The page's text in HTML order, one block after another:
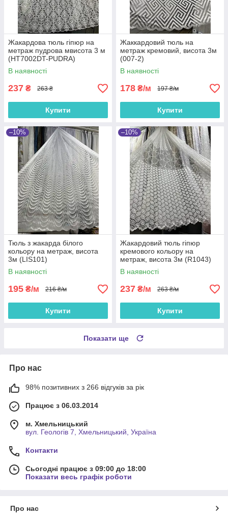
Жакардова тюль гіпюр на
метраж пудрова мвисота 3 м
(HT7002DT-PUDRA)
В наявності
237 ₴ 263 ₴
Купити
Жаккардовий тюль на
метраж кремовий, висота 3м
(007-2)
В наявності
178 ₴/м 197 ₴/м
Купити
–10%
Тюль з жакарда білого
кольору на метраж, висота
3м (LIS101)
В наявності
195 ₴/м 216 ₴/м
Купити
–10%
Жакардовий тюль гіпюр
кремового кольору на
метраж, висота 3м (R1043)
В наявності
237 ₴/м 263 ₴/м
Купити
Показати ще
Про нас
98% позитивних з 266 відгуків за рік
Працює з 06.03.2014
м. Хмельницький
вул. Геологів 7, Хмельницький, Україна
Контакти
Сьогодні працює з 09:00 до 18:00
Показати весь графік роботи
Про нас